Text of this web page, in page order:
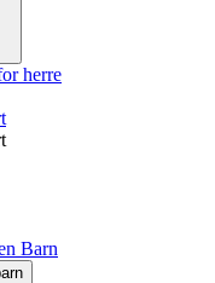
herre
Barn